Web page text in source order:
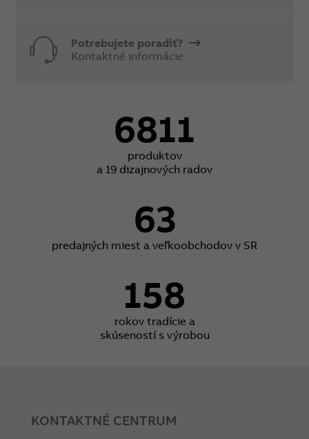
Potrebujete poradiť?
Kontaktné informácie
6811
produktov
a 19 dizajnových radov
63
predajných miest a veľkoobchodov v SR
158
rokov tradície a
skúseností s výrobou
KONTAKTNÉ CENTRUM